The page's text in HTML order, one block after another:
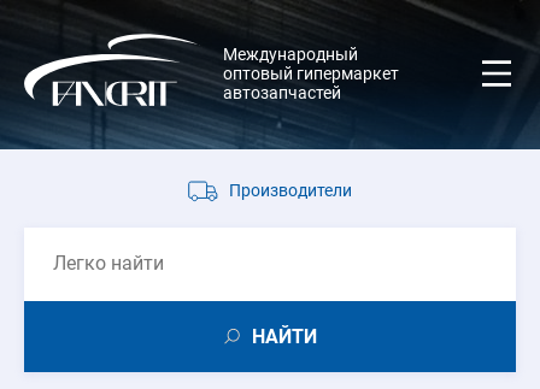
Международный
оптовый гипермаркет
автозапчастей
Производители
НАЙТИ